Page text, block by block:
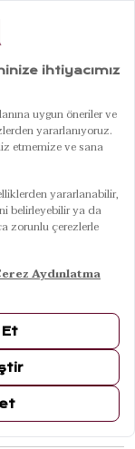
Pirinç Tabak 18 Cm Gold